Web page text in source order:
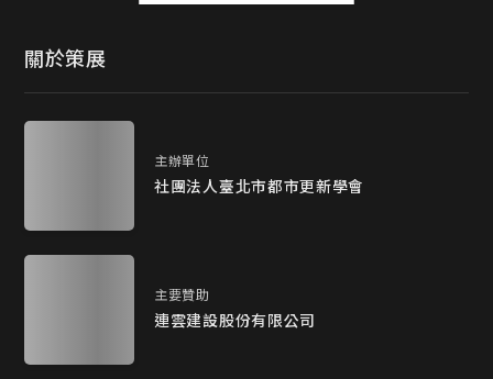
關於策展
主辦單位
社團法人臺北市都市更新學會
主要贊助
連雲建設股份有限公司